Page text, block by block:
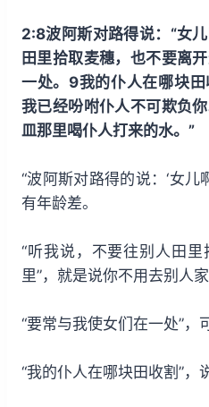
2:8波阿斯对路得说：“女
田里拾取麦穗，也不要离
一处。9我的仆人在哪块田
我已经吩咐仆人不可欺负
皿那里喝仆人打来的水。”
“波阿斯对路得的说：‘女儿
有年龄差。
“听我说，不要往别人田
里”，就是说你不用去别人家
“要常与我使女们在一处”，
“我的仆人在哪块田收割”，